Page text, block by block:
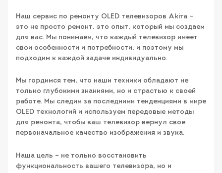
Наш сервис по ремонту OLED телевизоров Akira –
это не просто ремонт, это опыт, который мы создаем
для вас. Мы понимаем, что каждый телевизор имеет
свои особенности и потребности, и поэтому мы
подходим к каждой задаче индивидуально.
Мы гордимся тем, что наши техники обладают не
только глубокими знаниями, но и страстью к своей
работе. Мы следим за последними тенденциями в мире
OLED технологий и используем передовые методы
для ремонта, чтобы ваш телевизор вернул свое
первоначальное качество изображения и звука.
Наша цель – не только восстановить
функциональность вашего телевизора, но и